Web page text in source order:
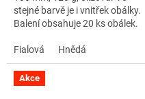
stejné barvě je i vnitřek obálky.
Balení obsahuje 20 ks obálek.
poradit s výběrem správné
obálky?
Fialová Hnědá
Akce